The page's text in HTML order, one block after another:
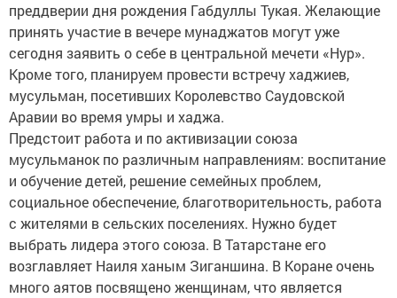
преддверии дня рождения Габдуллы Тукая. Желающие
принять участие в вечере мунаджатов могут уже
сегодня заявить о себе в центральной мечети «Нур».
Кроме того, планируем провести встречу хаджиев,
мусульман, посетивших Королевство Саудовской
Аравии во время умры и хаджа.
Предстоит работа и по активизации союза
мусульманок по различным направлениям: воспитание
и обучение детей, решение семейных проблем,
социальное обеспечение, благотворительность, работа
с жителями в сельских поселениях. Нужно будет
выбрать лидера этого союза. В Татарстане его
возглавляет Наиля ханым Зиганшина. В Коране очень
много аятов посвящено женщинам, что является